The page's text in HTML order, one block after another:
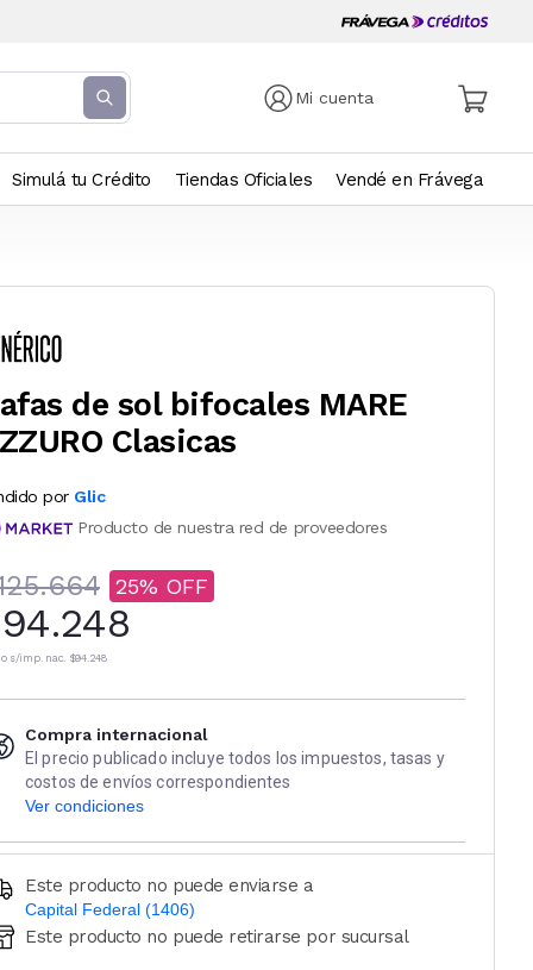
Mi cuenta
Simulá tu Crédito Tiendas Oficiales Vendé en Frávega
de sol bifocales MARE
Clasicas
por Glic
Producto de nuestra red de proveedores
25
s/imp. nac. $94.248
Compra internacional
El precio publicado incluye todos los impuestos, tasas y
costos de envíos correspondientes
Ver condiciones
Este producto no puede enviarse a
Capital Federal (1406)
Ingresá código postal (sólo números)
Este producto no puede retirarse por sucursal